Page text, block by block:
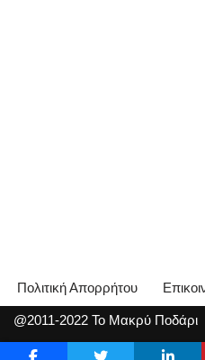
Πολιτική Απορρήτου
@2011-2022 Το Μακρύ Ποδάρι
Neve | Με τη